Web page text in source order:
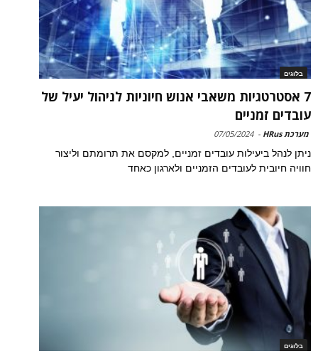
בלוגים
7 אסטרטגיות משאבי אנוש חיוניות לניהול יעיל של
עובדים זמניים
מערכת HRus -
07/05/2024
ניתן לנהל ביעילות עובדים זמניים, למקסם את תרומתם וליצור
חוויה חיובית לעובדים הזמניים ולארגון כאחד
בלוגים